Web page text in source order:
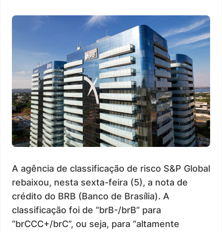
A agência de classificação de risco S&P Global
rebaixou, nesta sexta-feira (5), a nota de
crédito do BRB (Banco de Brasília). A
classificação foi de “brB-/brB” para
“brCCC+/brC”, ou seja, para “altamente